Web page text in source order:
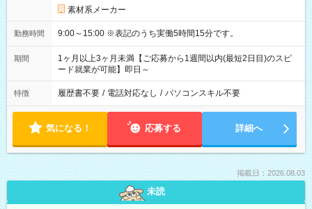
素材系メーカー
勤務時間 9:00～15:00 ※表記のうち実働5時間15分です。
期間
1ヶ月以上3ヶ月未満【ご応募から1週間以内(最短2日目)のスピ
ード就業が可能】即日～
特徴 履歴書不要 / 電話対応なし / パソコンスキル不要
気になる！ 応募する 詳細へ
掲載日：2026.08.03
未読